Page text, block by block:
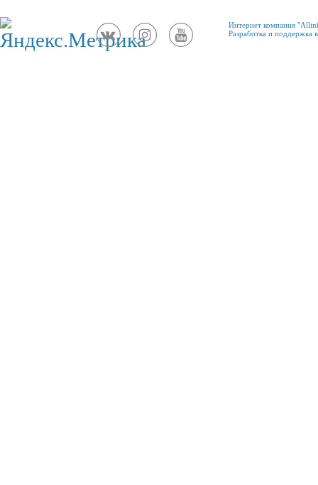
Интернет компания
Разработка и поддержка